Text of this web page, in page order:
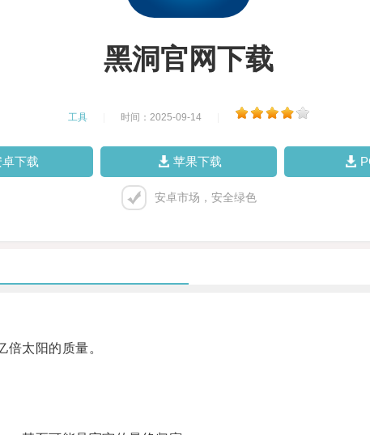
黑洞官网下载
工具 时间：2025-09-14
下载 苹果下载
安卓市场，安全绿色
太阳的质量。